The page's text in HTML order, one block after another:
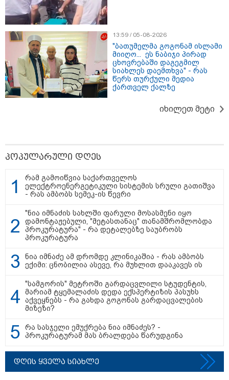
შეიძინე ალდაგის სამოგზაურო დაზღვევა და
მიიღე გაორმაგებული ინტერნეტი
Faceამბები
13:59 / 05-08-2026
"ბათუმელმა გოგონამ ისლამი
მიიღო... ეს ნაბიჯი პირად
ცხოვრებაში დაგეგმილ
სიახლეს დაემთხვა" - რას
წერს თურქული მედია
ქართველ ქალზე
იხილეთ მეტი
პოპულარული დღეს
რამ გამოიწვია საქართველოს
ელექტროენერგეტიკული სისტემის სრული გათიშვა
- რას ამბობს სემეკ-ის წევრი
"ნია იმნაძის სახლში ფარული მოსასმენი იყო
დამონტაჟებული, "მეტასთანაც" თანამშრომლობდა
პროკურატურა" - რა დეტალებზე საუბრობს
პროკურატურა
ნია იმნაძე ამ დრომდე კლინიკაშია - რას ამბობს
ექიმი: ცნობილია ასევე, რა მუხლით დააკავეს ის
"სამგორის" მეტროში გარდაცვლილი სტუდენტის,
მარიამ ტყემალაძის დედა ექსპერტიზის პასუხს
აქვეყნებს - რა გახდა გოგონას გარდაცვალების
მიზეზი?
რა სასჯელი ემუქრება ნია იმნაძეს? -
პროკურატურამ მას ბრალდება წარუდგინა
დღის ყველა სიახლე